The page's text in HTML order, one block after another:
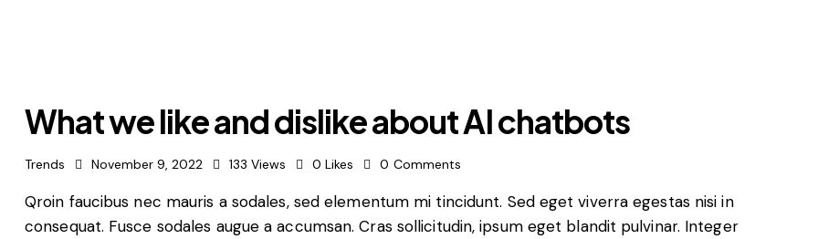
What we like and dislike about AI chatbots
Trends November 9, 2022 133 Views 0 Likes 0 Comments
Qroin faucibus nec mauris a sodales, sed elementum mi tincidunt. Sed eget viverra egestas nisi in
consequat. Fusce sodales augue a accumsan. Cras sollicitudin, ipsum eget blandit pulvinar. Integer